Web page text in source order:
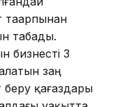
таарпынан
табады.
бизнесті 3
заң
беру қағаздары